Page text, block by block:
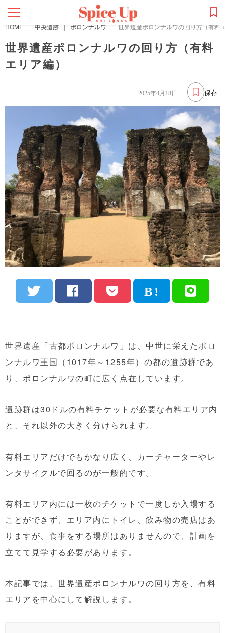
HOME | 中央遺跡 | ポロンナルワ | 世界遺産ポロンナルワの回り方（有料
世界遺産ポロンナルワの回り方（有料
エリア編）
保存
2025年4月18日
世界遺産「古都ポロンナルワ」は、中世に栄えたポロ
ンナルワ王国（1017年～1255年）の都の遺跡群であ
り、ポロンナルワの町に広く点在しています。
遺跡群は30ドルの有料チケットが必要な有料エリア内
と、それ以外の大きく分けられます。
有料エリアだけでもかなり広く、カーチャーターやレ
ンタサイクルで回るのが一般的です。
有料エリア内には一枚のチケットで一度しか入場する
ことができず、エリア内にトイレ、飲み物の売店はあ
りますが、食事をする場所はありませんので、計画を
立てて見学する必要があります。
本記事では、世界遺産ポロンナルワの回り方を、有料
エリアを中心にして解説します。